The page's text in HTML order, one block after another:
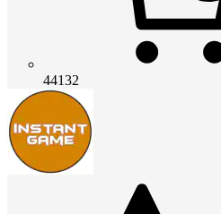
44132